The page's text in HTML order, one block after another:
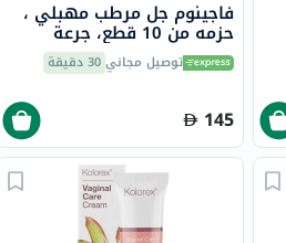
فاجينوم جل مرطب مهبلي ،
حزمه من 10 قطع، جرعة
واحدة، 5 ملتوصيل مجاني30 دقيقة
145